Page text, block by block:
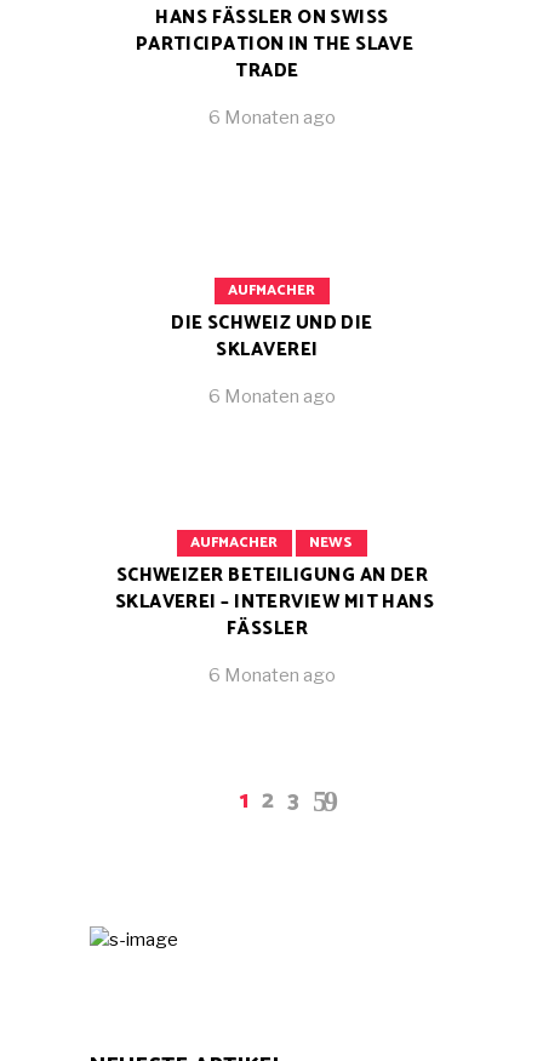
HANS FÄSSLER ON SWISS
PARTICIPATION IN THE SLAVE
TRADE
6 Monaten ago
AUFMACHER
DIE SCHWEIZ UND DIE
SKLAVEREI
6 Monaten ago
AUFMACHER NEWS
SCHWEIZER BETEILIGUNG AN DER
SKLAVEREI – INTERVIEW MIT HANS
FÄSSLER
6 Monaten ago
1 2 3